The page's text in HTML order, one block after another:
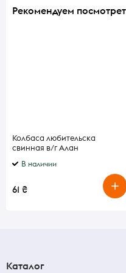
Рекомендуем
Колбаса любительска
свинная в/г Алан
В наличии
61 ₴
Каталог